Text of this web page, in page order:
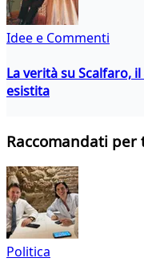
Idee e Commenti
La verità su Scalfaro,
esistita
Raccomandati per
Politica